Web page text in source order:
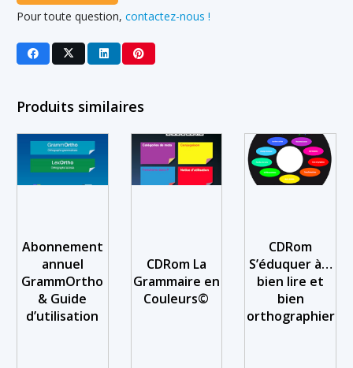
Pour toute question, contactez-nous !
Produits similaires
Abonnement
annuel
GrammOrtho
& Guide
d’utilisation
CDRom La
Grammaire en
Couleurs©
CDRom
S’éduquer à…
bien lire et
bien
orthographier